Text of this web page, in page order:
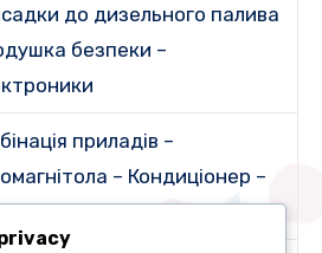
до дизельного палива
безпеки –
приладів –
– Кондиціонер –